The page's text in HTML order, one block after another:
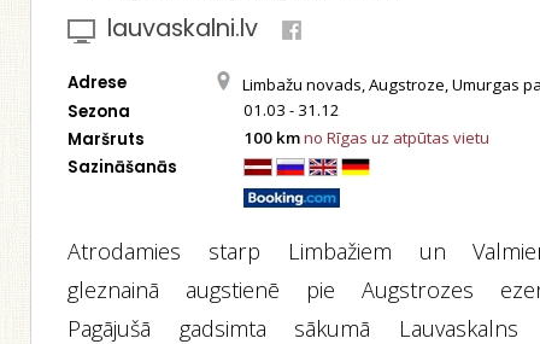
lauvaskalni.lv
Adrese Limbažu novads, Augstroze, Umurgas
Sezona 01.03 - 31.12
Maršruts 100 kmno Rīgas uz atpūtas vietu
Sazināšanās
Atrodamies starp Limbažiem un
gleznainā augstienē pie Augstrozes
Pagājušā gadsimta sākumā